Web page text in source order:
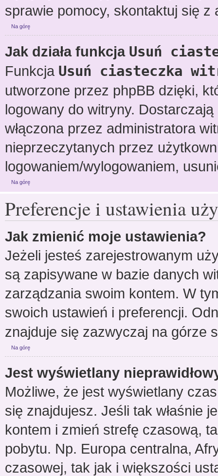
sprawie pomocy, skontaktuj się z
Na górę
Jak działa funkcja Usuń
Funkcja Usuń ciasteczka
utworzone przez phpBB dzięki,
logowany do witryny.
włączona przez administratora
nieprzeczytanych przez
logowaniem/wylogowaniem,
Na górę
Preferencje i ustawienia
Jak zmienić moje ustawienia?
Jeżeli jesteś zarejestrowanym
są zapisywane w bazie danych
zarządzania swoim kontem. W
swoich ustawień i preferencji.
znajduje się zazwyczaj na górze
Na górę
Jest wyświetlany
Możliwe, że jest wyświetlany
się znajdujesz. Jeśli tak właśnie
kontem i zmień strefę czasową,
pobytu. Np. Europa centralna,
czasowej, tak jak i większości